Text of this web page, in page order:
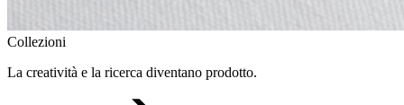
Collezioni
La creatività e la ricerca diventano prodotto.